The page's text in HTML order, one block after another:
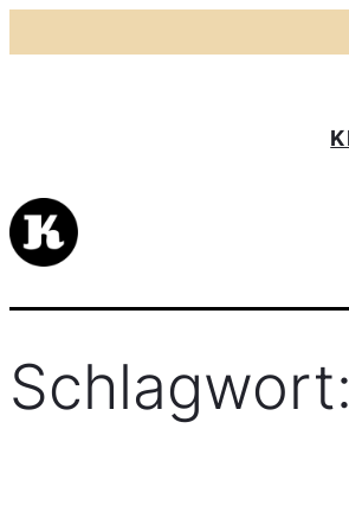
Inhalt
Schlagwort: